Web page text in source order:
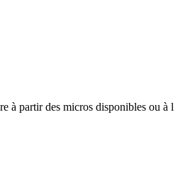
à partir des micros disponibles ou à l